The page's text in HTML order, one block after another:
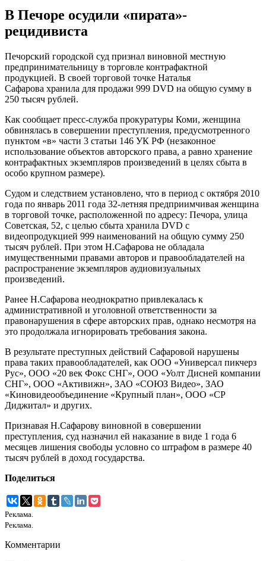
В Печоре осудили «пирата»-
рецидивиста
Печорский городской суд признал виновной местную
предпринимательницу в торговле контрафактной
продукцией. В своей торговой точке Наталья
Сафарова хранила для продажи 999 DVD на общую сумму в
250 тысяч рублей.
Как сообщает пресс-служба прокуратуры Коми, женщина
обвинялась в совершении преступления, предусмотренного
пунктом «в» части 3 статьи 146 УК РФ (незаконное
использование объектов авторского права, а равно хранение
контрафактных экземпляров произведений в целях сбыта в
особо крупном размере).
Судом и следствием установлено, что в период с октября 2010
года по январь 2011 года 32-летняя предприимчивая женщина
в торговой точке, расположенной по адресу: Печора, улица
Советская, 52, с целью сбыта хранила DVD с
видеопродукцией 999 наименований на общую сумму 250
тысяч рублей. При этом Н.Сафарова не обладала
имущественными правами авторов и правообладателей на
распространение экземпляров аудиовизуальных
произведений.
Ранее Н.Сафарова неоднократно привлекалась к
административной и уголовной ответственности за
правонарушения в сфере авторских прав, однако несмотря на
это продолжала игнорировать требования закона.
В результате преступных действий Сафаровой нарушены
права таких правообладателей, как ООО «Универсал пикчерз
Рус», ООО «20 век Фокс СНГ», ООО «Уолт Дисней компании
СНГ», ООО «Активижн», ЗАО «СОЮЗ Видео», ЗАО
«Киновидеообъединение «Крупный план», ООО «СР
Диджитал» и других.
Признавая Н.Сафарову виновной в совершении
преступления, суд назначил ей наказание в виде 1 года 6
месяцев лишения свободы условно со штрафом в размере 40
тысяч рублей в доход государства.
Поделиться
Реклама.
Реклама.
Комментарии